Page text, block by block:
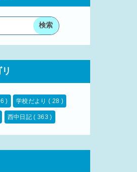
) 学校だより( 28 )
西中日記( 363 )